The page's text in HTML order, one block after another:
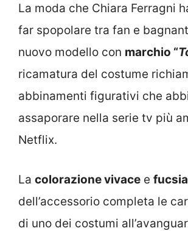
La moda che Chiara Ferragni
far spopolare tra fan e
nuovo modello con marchio “
ricamatura del costume
abbinamenti figurativi che
assaporare nella serie tv più
Netflix.
La colorazione vivace e fucsia
dell’accessorio completa le
di uno dei costumi